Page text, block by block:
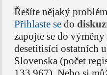
Řešíte nějaký
Přihlaste sedo
zapojte se do
desetitisíci ostatních
Slovenska (počet